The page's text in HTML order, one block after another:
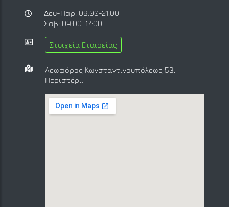
Δευ-Παρ: 09:00-21:00
Σαβ: 09:00-17:00
Στοιχεία Εταιρείας
Λεωφόρος Κωνσταντινουπόλεως 53,
Περιστέρι.